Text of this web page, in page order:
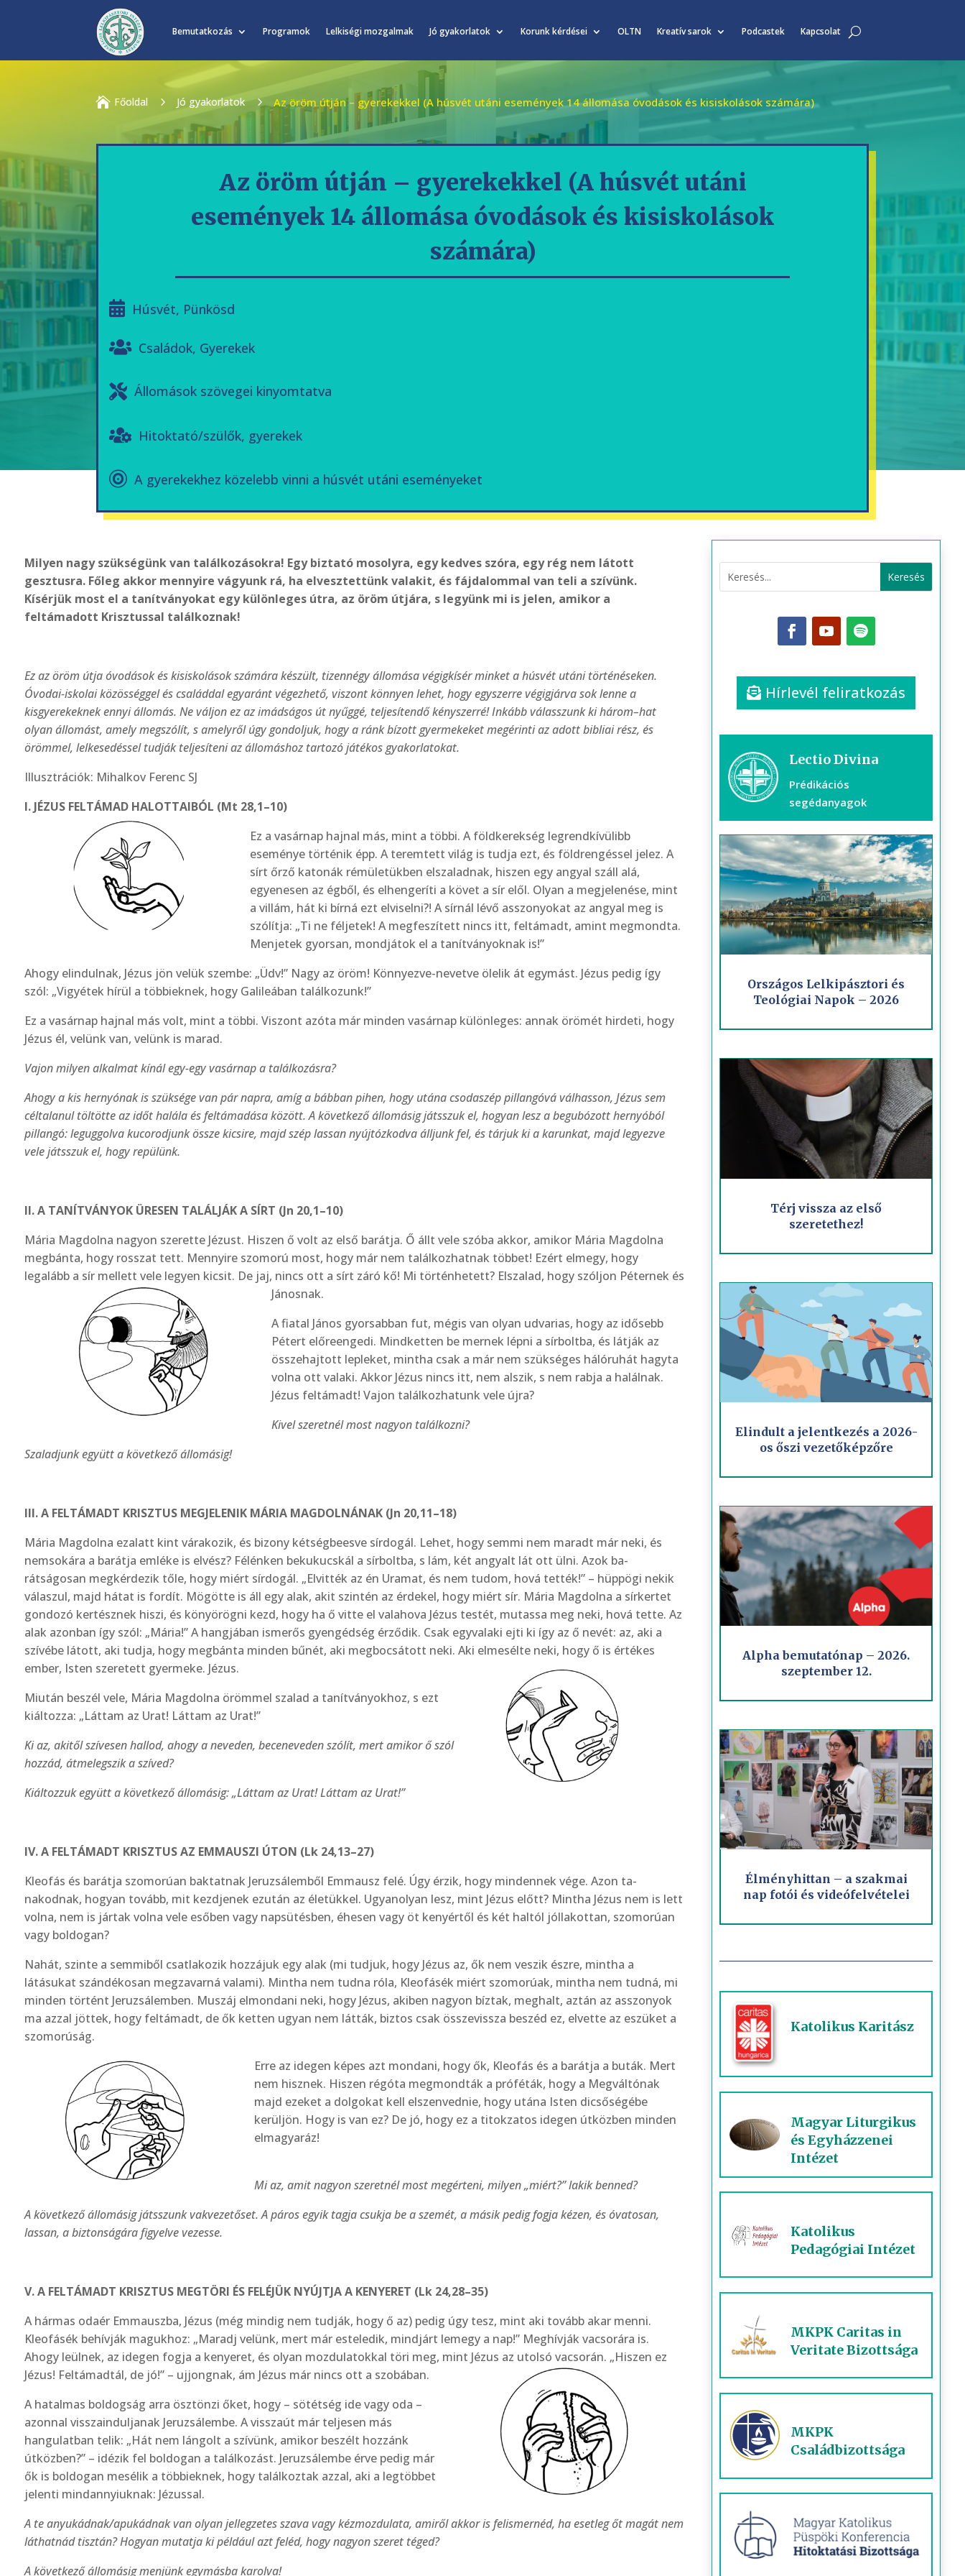
Bemutatkozás Programok Lelkiségi mozgalmak Jó gyakorlatok Korunk kérdései OLTN Kreatív sarok Podcastek Kapcsolat
 Főoldal 5 Jó gyakorlatok 5 Az öröm útján – gyerekekkel (A húsvét utáni események 14 állomása óvodások és kisiskolások számára)
Az öröm útján – gyerekekkel (A húsvét utáni
események 14 állomása óvodások és kisiskolások
számára)
Húsvét, Pünkösd
Családok, Gyerekek
Állomások szövegei kinyomtatva
Hitoktató/szülők, gyerekek
A gyerekekhez közelebb vinni a húsvét utáni eseményeket
Milyen nagy szükségünk van találkozásokra! Egy biztató mosolyra, egy kedves szóra, egy rég nem látott
gesztusra. Főleg akkor mennyire vágyunk rá, ha elvesztettünk valakit, és fájdalom­mal van teli a szívünk.
Kísérjük most el a tanítványokat egy különleges útra, az öröm útjára, s legyünk mi is jelen, amikor a
feltámadott Krisztussal találkoznak!
Ez az öröm útja óvodások és kisiskolások számára készült, tizennégy állomása végigkísér minket a húsvét utáni történéseken.
Óvodai-iskolai közösséggel és családdal egyaránt végezhető, viszont könnyen lehet, hogy egyszerre végigjárva sok lenne a
kisgyerekeknek ennyi állomás. Ne váljon ez az imádságos út nyűggé, teljesítendő kényszerré! Inkább válasszunk ki három–hat
olyan állomást, amely megszólít, s amelyről úgy gondoljuk, hogy a ránk bízott gyermekeket megérinti az adott bibliai rész, és
örömmel, lelkesedéssel tudják teljesíteni az állomáshoz tartozó játékos gyakorlatokat.
Illusztrációk: Mihalkov Ferenc SJ
I. JÉZUS FELTÁMAD HALOTTAIBÓL (Mt 28,1–10)
Ez a vasárnap hajnal más, mint a többi. A földkerekség leg­rendkívülibb
eseménye történik épp. A teremtett világ is tudja ezt, és földrengéssel jelez. A
sírt őrző katonák rémü­letükben elszaladnak, hiszen egy angyal száll alá,
egyene­sen az égből, és elhengeríti a követ a sír elől. Olyan a meg­jelenése, mint
a villám, hát ki bírná ezt elviselni?! A sírnál lévő asszonyokat az angyal meg is
szólítja: „Ti ne félje­tek! A megfeszített nincs itt, feltámadt, amint megmond­ta.
Menjetek gyorsan, mondjátok el a tanítványoknak is!”
Ahogy elindulnak, Jézus jön velük szembe: „Üdv!” Nagy az öröm! Könnyezve-nevetve ölelik át egymást. Jézus pe­dig így
szól: „Vigyétek hírül a többieknek, hogy Galileá­ban találkozunk!”
Ez a vasárnap hajnal más volt, mint a többi. Viszont az­óta már minden vasárnap különleges: annak örömét hir­deti, hogy
Jézus él, velünk van, velünk is marad.
Vajon milyen alkalmat kínál egy-egy vasárnap a talál­kozásra?
Ahogy a kis hernyónak is szüksége van pár napra, amíg a bábban pihen, hogy utána csodaszép pillangóvá válhas­son, Jézus sem
céltalanul töltötte az időt halála és feltáma­dása között. A következő állomásig játsszuk el, hogyan lesz a begubózott hernyóból
pillangó: leguggolva kucorodjunk össze kicsire, majd szép lassan nyújtózkodva álljunk fel, és tárjuk ki a karunkat, majd legyezve
vele játsszuk el, hogy repülünk.
II. A TANÍTVÁNYOK ÜRESEN TALÁLJÁK A SÍRT (Jn 20,1–10)
Mária Magdolna nagyon szerette Jézust. Hiszen ő volt az első barátja. Ő állt vele szóba akkor, amikor Mária Mag­dolna
megbánta, hogy rosszat tett. Mennyire szomorú most, hogy már nem találkozhatnak többet! Ezért elmegy, hogy
legalább a sír mellett vele legyen kicsit. De jaj, nincs ott a sírt záró kő! Mi történhetett? Elszalad, hogy szóljon Péternek és
Jánosnak.
A fiatal János gyorsabban fut, mégis van olyan udvarias, hogy az idősebb
Pétert előreengedi. Mindketten be mernek lépni a sírboltba, és látják az
összehajtott lepleket, mintha csak a már nem szükséges hálóruhát hagyta
volna ott vala­ki. Akkor Jézus nincs itt, nem alszik, s nem rabja a halálnak.
Jézus feltámadt! Vajon találkozhatunk vele újra?
Kivel szeretnél most nagyon találkozni?
Szaladjunk együtt a következő állomásig!
III. A FELTÁMADT KRISZTUS MEGJELENIK MÁRIA MAGDOLNÁNAK (Jn 20,11–18)
Mária Magdolna ezalatt kint várakozik, és bizony kétség­beesve sírdogál. Lehet, hogy semmi nem maradt már neki, és
nemsokára a barátja emléke is elvész? Félénken beku­kucskál a sírboltba, s lám, két angyalt lát ott ülni. Azok ba­
rátságosan megkérdezik tőle, hogy miért sírdogál. „Elvit­ték az én Uramat, és nem tudom, hová tették!” – hüppögi nekik
válaszul, majd hátat is fordít. Mögötte is áll egy alak, akit szintén az érdekel, hogy miért sír. Mária Magdolna a sírkertet
gondozó kertésznek hiszi, és könyörögni kezd, hogy ha ő vitte el valahova Jézus testét, mutassa meg neki, hová tette. Az
alak azonban így szól: „Mária!” A hangjában ismerős gyengédség érződik. Csak egyvalaki ejti ki így az ő nevét: az, aki a
szívébe látott, aki tudja, hogy megbánta minden bűnét, aki megbocsátott neki. Aki elmesélte neki, hogy ő is értékes
ember, Isten szeretett gyermeke. Jézus.
Miután beszél vele, Mária Magdolna örömmel szalad a ta­nítványokhoz, s ezt
kiáltozza: „Láttam az Urat! Láttam az Urat!”
Ki az, akitől szívesen hallod, ahogy a neveden, beceneve­den szólít, mert amikor ő szól
hozzád, átmelegszik a szíved?
Kiáltozzuk együtt a következő állomásig: „Láttam az Urat! Láttam az Urat!”
IV. A FELTÁMADT KRISZTUS AZ EMMAUSZI ÚTON (Lk 24,13–27)
Kleofás és barátja szomorúan baktatnak Jeruzsálemből Emmausz felé. Úgy érzik, hogy mindennek vége. Azon ta­
nakodnak, hogyan tovább, mit kezdjenek ezután az életük­kel. Ugyanolyan lesz, mint Jézus előtt? Mintha Jézus nem is lett
volna, nem is jártak volna vele esőben vagy napsü­tésben, éhesen vagy öt kenyértől és két haltól jóllakottan, szomorúan
vagy boldogan?
Nahát, szinte a semmiből csatlakozik hozzájuk egy alak (mi tudjuk, hogy Jézus az, ők nem veszik észre, mintha a
látásukat szándékosan megzavarná valami). Mintha nem tudna róla, Kleofásék miért szomorúak, mintha nem tud­ná, mi
minden történt Jeruzsálemben. Muszáj elmondani neki, hogy Jézus, akiben nagyon bíztak, meghalt, aztán az asszonyok
ma azzal jöttek, hogy feltámadt, de ők ketten ugyan nem látták, biztos csak összevissza beszéd ez, elvet­te az eszüket a
szomorúság.
Erre az idegen képes azt mondani, hogy ők, Kleofás és a barátja a buták. Mert
nem hisznek. Hiszen régóta meg­mondták a próféták, hogy a Megváltónak
majd ezeket a dolgokat kell elszenvednie, hogy utána Isten dicsőségé­be
kerüljön. Hogy is van ez? De jó, hogy ez a titokzatos idegen útközben minden
elmagyaráz!
Mi az, amit nagyon szeretnél most megérteni, milyen „mi­ért?” lakik benned?
A következő állomásig játsszunk vakvezetőset. A páros egyik tagja csukja be a szemét, a másik pedig fogja kézen, és óvatosan,
lassan, a biztonságára figyelve vezesse.
V. A FELTÁMADT KRISZTUS MEGTÖRI ÉS FELÉJÜK NYÚJTJA A KENYERET (Lk 24,28–35)
A hármas odaér Emmauszba, Jézus (még mindig nem tudják, hogy ő az) pedig úgy tesz, mint aki tovább akar menni.
Kleofásék behívják magukhoz: „Maradj velünk, mert már esteledik, mindjárt lemegy a nap!” Meghívják vacsorára is.
Ahogy leülnek, az idegen fogja a kenyeret, és olyan mozdulatokkal töri meg, mint Jézus az utolsó va­csorán. „Hiszen ez
Jézus! Feltámadtál, de jó!” – ujjongnak, ám Jézus már nincs ott a szobában.
A hatalmas boldogság arra ösztönzi őket, hogy – sötét­ség ide vagy oda –
azonnal visszainduljanak Jeruzsálembe. A visszaút már teljesen más
hangulatban telik: „Hát nem lángolt a szívünk, amikor beszélt hozzánk
útközben?” – idézik fel boldogan a találkozást. Jeruzsálembe érve pedig már
ők is boldogan mesélik a többieknek, hogy találkoztak azzal, aki a legtöbbet
jelenti mindannyiuknak: Jézussal.
A te anyukádnak/apukádnak van olyan jellegzetes szava vagy kézmozdulata, amiről akkor is felismernéd, ha esetleg őt magát nem
láthatnád tisztán? Hogyan mutatja ki példá­ul azt feléd, hogy nagyon szeret téged?
A következő állomásig menjünk egymásba karolva!
Hírlevél feliratkozás
Lectio Divina
Prédikációs
segédanyagok
Országos Lelkipásztori és
Teológiai Napok – 2026
Térj vissza az első
szeretethez!
Elindult a jelentkezés a 2026-
os őszi vezetőképzőre
Alpha bemutatónap – 2026.
szeptember 12.
Élményhittan – a szakmai
nap fotói és videófelvételei
Katolikus Karitász
Magyar Liturgikus
és Egyházzenei
Intézet
Katolikus
Pedagógiai Intézet
MKPK Caritas in
Veritate Bizottsága
MKPK
Családbizottsága